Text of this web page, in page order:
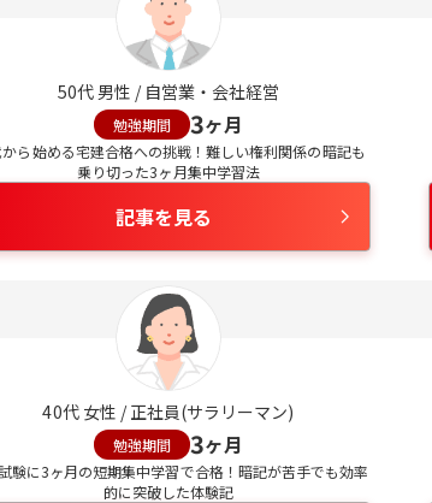
50代男性 / 自営業・会社経営
勉強期間 3ヶ月
ら始める宅建合格への挑戦！難しい権利関係の暗記も
乗り切った3ヶ月集中学習法
記事を見る
40代 女性 / 正社員(サラリーマン)
勉強期間 3ヶ月
験に3ヶ月の短期集中学習で合格！暗記が苦手でも効率
的に突破した体験記